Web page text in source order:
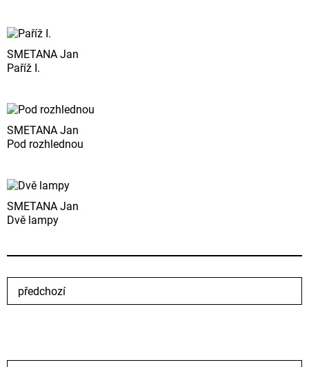
SMETANA Jan
Paříž I.
SMETANA Jan
Pod rozhlednou
SMETANA Jan
Dvě lampy
předchozí